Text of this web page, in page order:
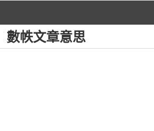
數帙文章意思